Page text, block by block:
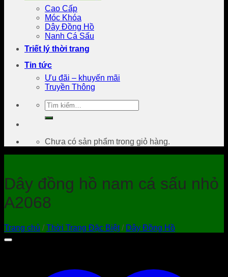
Cao Cấp
Móc Khóa
Dây Đồng Hồ
Nanh Cá Sấu
Triết lý thời trang
Tin tức
Ưu đãi – khuyến mãi
Truyền Thông
Tìm
kiếm:
Chưa có sản phẩm trong giỏ hàng.
Dây đồng hồ nam cá sấu nhỏ
A2068
Trang chủ / Thời Trang Đặc Biệt / Dây Đồng Hồ